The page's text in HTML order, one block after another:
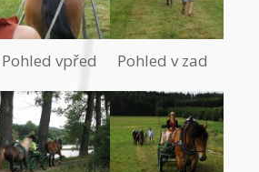
Pohled vpřed Pohled v zad